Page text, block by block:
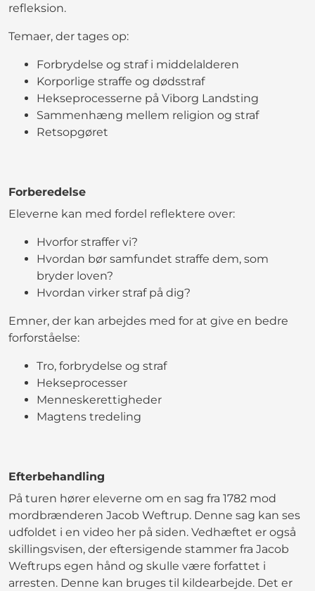
refleksion.
Temaer, der tages op:
Forbrydelse og straf i middelalderen
Korporlige straffe og dødsstraf
Hekseprocesserne på Viborg Landsting
Sammenhæng mellem religion og straf
Retsopgøret
Forberedelse
Eleverne kan med fordel reflektere over:
Hvorfor straffer vi?
Hvordan bør samfundet straffe dem, som
bryder loven?
Hvordan virker straf på dig?
Emner, der kan arbejdes med for at give en bedre
forforståelse:
Tro, forbrydelse og straf
Hekseprocesser
Menneskerettigheder
Magtens tredeling
Efterbehandling
På turen hører eleverne om en sag fra 1782 mod
mordbrænderen Jacob Weftrup. Denne sag kan ses
udfoldet i en video her på siden. Vedhæftet er også
skillingsvisen, der eftersigende stammer fra Jacob
Weftrups egen hånd og skulle være forfattet i
arresten. Denne kan bruges til kildearbejde. Det er